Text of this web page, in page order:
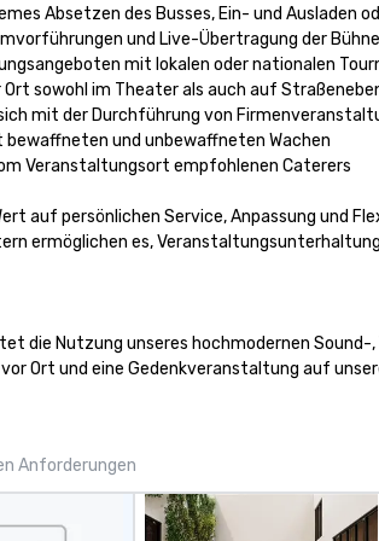
Absetzen des Busses, Ein- und Ausladen
und Live-Übertragung der Bühne
mit lokalen oder nationalen
sowohl im Theater als auch auf
mit der Durchführung von
und unbewaffneten Wachen
Veranstaltungsort empfohlenen Caterers
auf persönlichen Service, Anpassung und
ermöglichen es,
die Nutzung unseres hochmodernen
Ort und eine Gedenkveranstaltung auf
Anforderungen